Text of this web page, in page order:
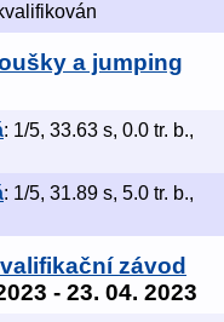
a jumping
: 1/5, 33.63 s, 0.0 tr. b.,
: 1/5, 31.89 s, 5.0 tr. b.,
závod
- 23. 04. 2023